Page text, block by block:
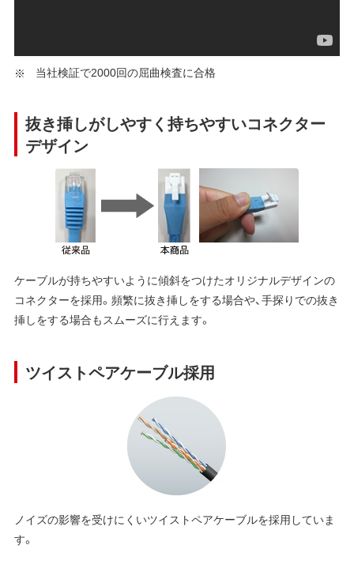
当社検証で2000回の屈曲検査に合格
抜き挿しがしやすく持ちやすいコネクター
デザイン
ケーブルが持ちやすいように傾斜をつけたオリジナルデザインの
コネクターを採用。頻繁に抜き挿しをする場合や、手探りでの抜き
挿しをする場合もスムーズに行えます。
ツイストペアケーブル採用
ノイズの影響を受けにくいツイストペアケーブルを採用していま
す。